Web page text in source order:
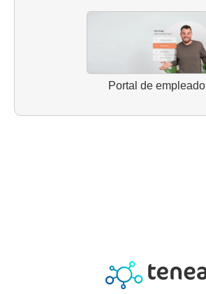
Portal de empleado